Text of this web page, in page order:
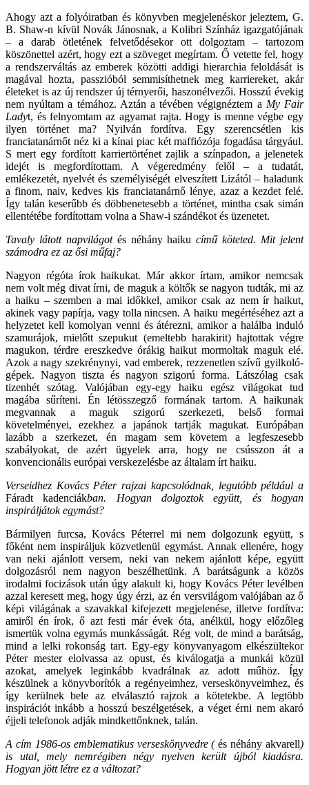
Ahogy azt a folyóiratban és könyvben megjelenéskor jeleztem, G.
B. Shaw-n kívül Novák Jánosnak, a Kolibri Színház igazgatójának
– a darab ötletének felvetődésekor ott dolgoztam – tartozom
köszönettel azért, hogy ezt a szöveget megírtam. Ő vetette fel, hogy
a rendszerváltás az emberek közötti addigi hierarchia feloldását is
magával hozta, passzióból semmisíthetnek meg karriereket, akár
életeket is az új rendszer új térnyerői, haszonélvezői. Hosszú évekig
nem nyúltam a témához. Aztán a tévében végignéztem a My Fair
Ladyt, és felnyomtam az agyamat rajta. Hogy is menne végbe egy
ilyen történet ma? Nyilván fordítva. Egy szerencsétlen kis
franciatanárnőt néz ki a kínai piac két maffiózója fogadása tárgyául.
S mert egy fordított karriertörténet zajlik a színpadon, a jelenetek
idejét is megfordítottam. A végeredmény felől – a tudatát,
emlékezetét, nyelvét és személyiségét elveszített Lizától – haladunk
a finom, naiv, kedves kis franciatanárnő lénye, azaz a kezdet felé.
Így talán keserűbb és döbbenetesebb a történet, mintha csak simán
ellentétébe fordítottam volna a Shaw-i szándékot és üzenetet.
Tavaly látott napvilágot és néhány haiku című köteted. Mit jelent
számodra ez az ősi műfaj?
Nagyon régóta írok haikukat. Már akkor írtam, amikor nemcsak
nem volt még divat írni, de maguk a költők se nagyon tudták, mi az
a haiku – szemben a mai időkkel, amikor csak az nem ír haikut,
akinek vagy papírja, vagy tolla nincsen. A haiku megértéséhez azt a
helyzetet kell komolyan venni és átérezni, amikor a halálba induló
szamurájok, mielőtt szepukut (emeltebb harakirit) hajtottak végre
magukon, térdre ereszkedve órákig haikut mormoltak maguk elé.
Azok a nagy szekrénynyi, vad emberek, rezzenetlen szívű gyilkoló-
gépek. Nagyon tiszta és nagyon szigorú forma. Látszólag csak
tizenhét szótag. Valójában egy-egy haiku egész világokat tud
magába sűríteni. Én létösszegző formának tartom. A haikunak
megvannak a maguk szigorú szerkezeti, belső formai
követelményei, ezekhez a japánok tartják magukat. Európában
lazább a szerkezet, én magam sem követem a legfeszesebb
szabályokat, de azért ügyelek arra, hogy ne csússzon át a
konvencionális európai verskezelésbe az általam írt haiku.
Verseidhez Kovács Péter rajzai kapcsolódnak, legutóbb például a
Fáradt kadenciákban. Hogyan dolgoztok együtt, és hogyan
inspiráljátok egymást?
Bármilyen furcsa, Kovács Péterrel mi nem dolgozunk együtt, s
főként nem inspiráljuk közvetlenül egymást. Annak ellenére, hogy
van neki ajánlott versem, neki van nekem ajánlott képe, együtt
dolgozásról nem nagyon beszélhetünk. A barátságunk a közös
irodalmi focizások után úgy alakult ki, hogy Kovács Péter levélben
azzal keresett meg, hogy úgy érzi, az én versvilágom valójában az ő
képi világának a szavakkal kifejezett megjelenése, illetve fordítva:
amiről én írok, ő azt festi már évek óta, anélkül, hogy előzőleg
ismertük volna egymás munkásságát. Rég volt, de mind a barátság,
mind a lelki rokonság tart. Egy-egy könyvanyagom elkészültekor
Péter mester elolvassa az opust, és kiválogatja a munkái közül
azokat, amelyek leginkább kvadrálnak az adott műhöz. Így
készülnek a könyvborítók a regényeimhez, verseskönyveimhez, és
így kerülnek bele az elválasztó rajzok a kötetekbe. A legtöbb
inspirációt inkább a hosszú beszélgetések, a véget érni nem akaró
éjjeli telefonok adják mindkettőnknek, talán.
A cím 1986-os emblematikus verseskönyvedre (és néhány akvarell)
is utal, mely nemrégiben négy nyelven került újból kiadásra.
Hogyan jött létre ez a változat?